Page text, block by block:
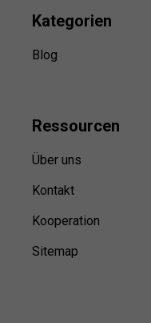
Kategorien
Blog
Ressourcen
Über uns
Kontakt
Kooperation
Sitemap